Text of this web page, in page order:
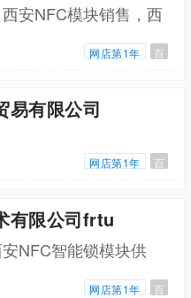
安NFC模块销售，西
网店第1年 百
易有限公司
网店第1年 百
有限公司frtu
NFC智能锁模块供
网店第1年 百